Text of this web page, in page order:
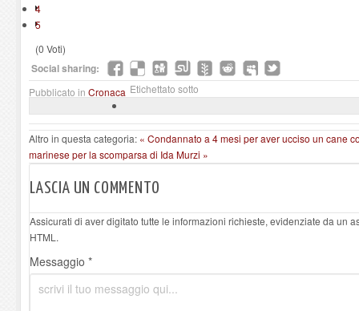
4
5
(0 Voti)
Social sharing:
Pubblicato in Cronaca Etichettato sotto
Altro in questa categoria: « Condannato a 4 mesi per aver ucciso un cane
marinese per la scomparsa di Ida Murzi »
LASCIA UN COMMENTO
Assicurati di aver digitato tutte le informazioni richieste, evidenziate da un
HTML.
Messaggio *